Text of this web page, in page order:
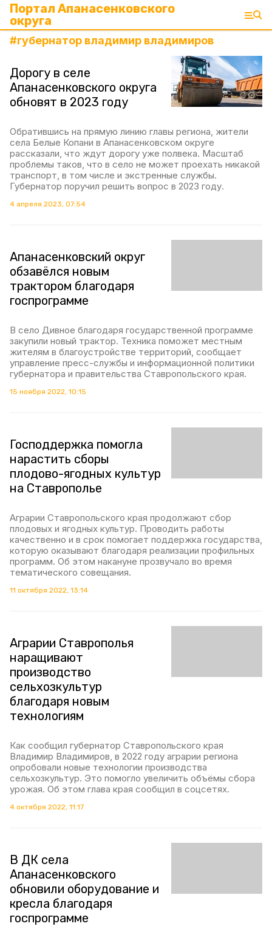
Портал Апанасенковского
округа
#губернатор владимир владимиров
Дорогу в селе
Апанасенковского округа
обновят в 2023 году
Обратившись на прямую линию главы региона, жители
села Белые Копани в Апанасенковском округе
рассказали, что ждут дорогу уже полвека. Масштаб
проблемы таков, что в село не может проехать никакой
транспорт, в том числе и экстренные службы.
Губернатор поручил решить вопрос в 2023 году.
4 апреля 2023, 07:54
Апанасенковский округ
обзавёлся новым
трактором благодаря
госпрограмме
В село Дивное благодаря государственной программе
закупили новый трактор. Техника поможет местным
жителям в благоустройстве территорий, сообщает
управление пресс-службы и информационной политики
губернатора и правительства Ставропольского края.
15 ноября 2022, 10:15
Господдержка помогла
нарастить сборы
плодово-ягодных культур
на Ставрополье
Аграрии Ставропольского края продолжают сбор
плодовых и ягодных культур. Проводить работы
качественно и в срок помогает поддержка государства,
которую оказывают благодаря реализации профильных
программ. Об этом накануне прозвучало во время
тематического совещания.
11 октября 2022, 13:14
Аграрии Ставрополья
наращивают
производство
сельхозкультур
благодаря новым
технологиям
Как сообщил губернатор Ставропольского края
Владимир Владимиров, в 2022 году аграрии региона
опробовали новые технологии производства
сельхозкультур. Это помогло увеличить объёмы сбора
урожая. Об этом глава края сообщил в соцсетях.
4 октября 2022, 11:17
В ДК села
Апанасенковского
обновили оборудование и
кресла благодаря
госпрограмме